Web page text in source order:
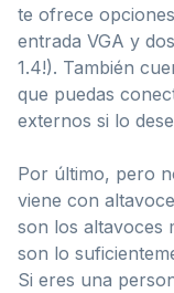
te ofrece
entrada VGA y
1.4!). También
que puedas
externos si lo
Por último, pero
viene con
son los altavoces
son lo
Si eres una